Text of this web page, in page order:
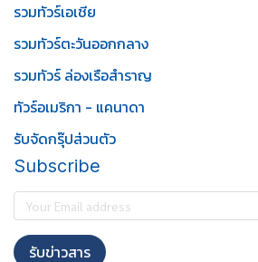
รวมทัวร์เอเชีย
รวมทัวร์ตะวันออกกลาง
รวมทัวร์ ล่องเรือสำราญ
ทัวร์อเมริกา - แคนาดา
รับจัดกรุ๊ปส่วนตัว
Subscribe
รับข่าวสาร